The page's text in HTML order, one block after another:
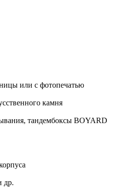
или с фотопечатью
камня
тандембоксы BOYARD
др.